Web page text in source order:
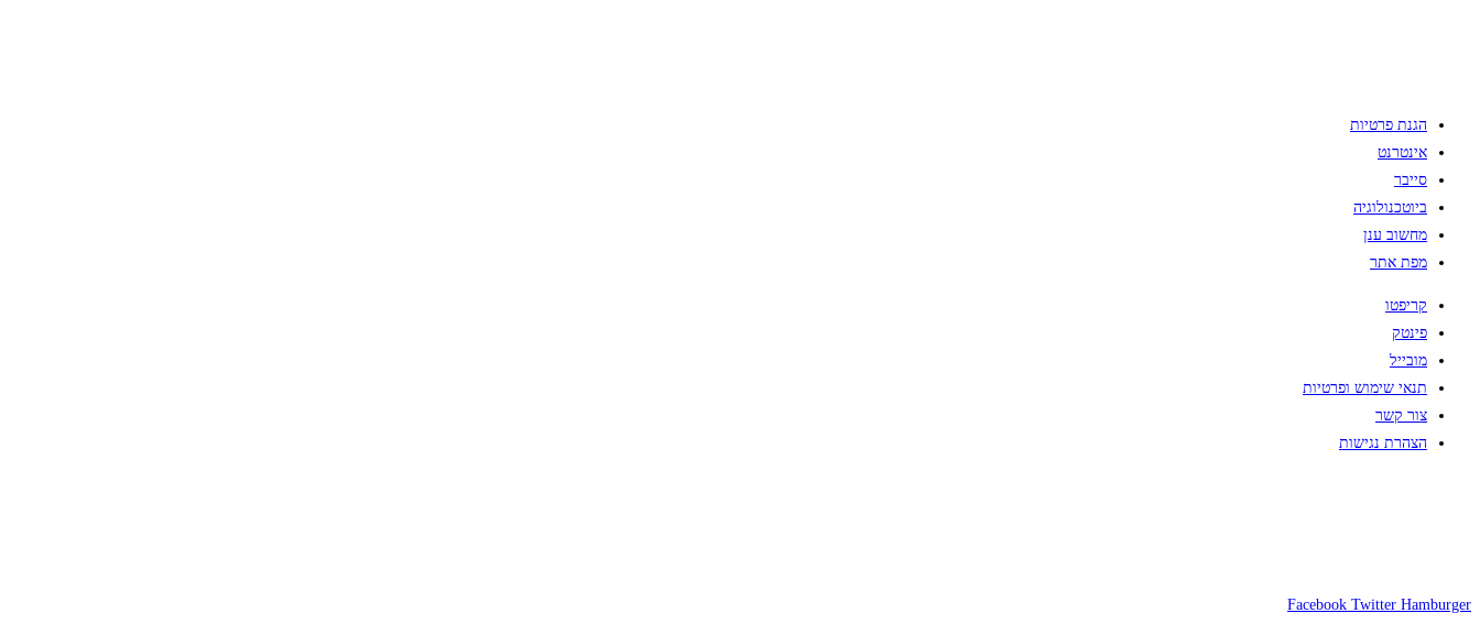
הגנת פרטיות
אינטרנט
סייבר
ביוטכנולוגיה
מחשוב ענן
מפת אתר
קריפטו
פינטק
מובייל
תנאי שימוש ופרטיות
צור קשר
הצהרת נגישות
Facebook Twitter Hamburger